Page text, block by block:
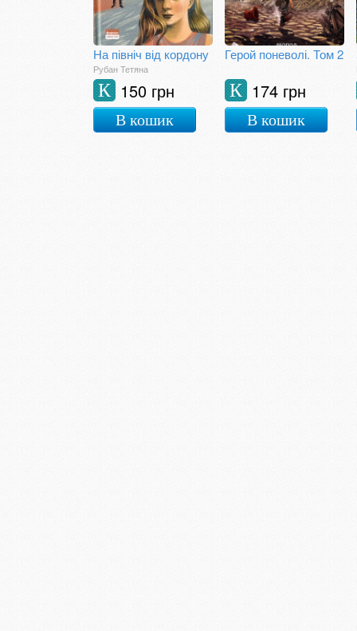
На північ від кордону
Рубан Тетяна
150 грн
К
В кошик
Герой поневолі. Том 2
174 грн
К
В кошик